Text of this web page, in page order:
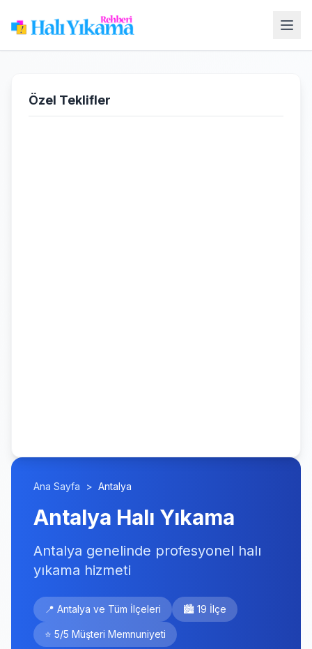
Özel Teklifler
Ana Sayfa > Antalya
Antalya Halı Yıkama
Antalya genelinde profesyonel halı
yıkama hizmeti
📍 Antalya ve Tüm İlçeleri 🏙️ 19 İlçe
⭐ 5/5 Müşteri Memnuniyeti